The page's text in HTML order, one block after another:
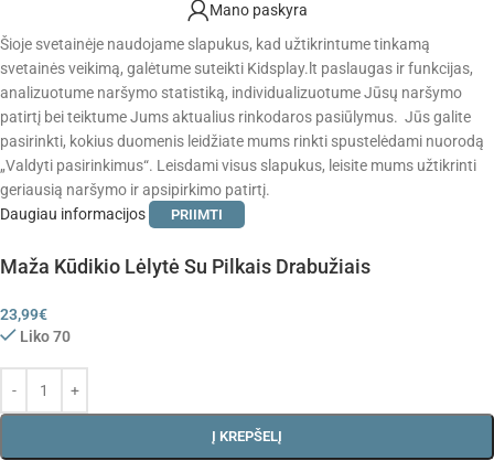
Mano paskyra
Šioje svetainėje naudojame slapukus, kad užtikrintume tinkamą
svetainės veikimą, galėtume suteikti Kidsplay.lt paslaugas ir funkcijas,
analizuotume naršymo statistiką, individualizuotume Jūsų naršymo
patirtį bei teiktume Jums aktualius rinkodaros pasiūlymus. Jūs galite
pasirinkti, kokius duomenis leidžiate mums rinkti spustelėdami nuorodą
„Valdyti pasirinkimus“. Leisdami visus slapukus, leisite mums užtikrinti
geriausią naršymo ir apsipirkimo patirtį.
Daugiau informacijos
PRIIMTI
Maža Kūdikio Lėlytė Su Pilkais Drabužiais
23,99€
Liko 70
Į KREPŠELĮ